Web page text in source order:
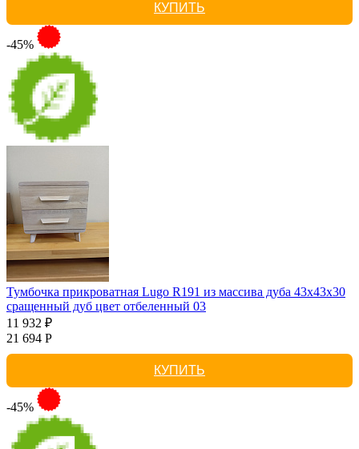
КУПИТЬ
-45%
Тумбочка прикроватная Lugo R191 из массива дуба 43х43х30
сращенный дуб цвет отбеленный 03
11 932 ₽
21 694 Р
КУПИТЬ
-45%